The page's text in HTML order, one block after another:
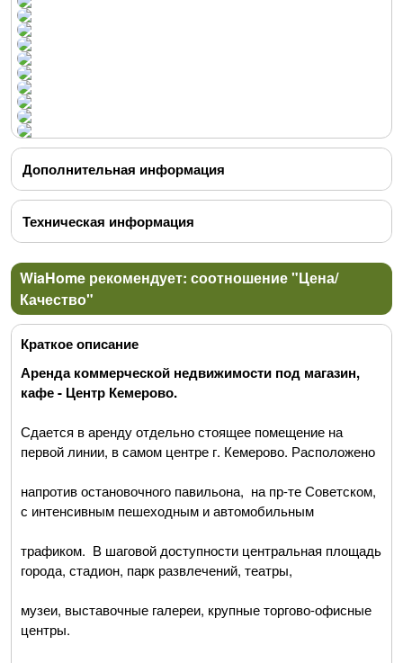
Дополнительная информация
Техническая информация
WiaHome рекомендует: соотношение "Цена/
Качество"
Краткое описание
Аренда коммерческой недвижимости под магазин,
кафе - Центр Кемерово.
Сдается в аренду отдельно стоящее помещение на
первой линии, в самом центре г. Кемерово. Расположено
напротив остановочного павильона, на пр-те Советском,
с интенсивным пешеходным и автомобильным
трафиком. В шаговой доступности центральная площадь
города, стадион, парк развлечений, театры,
музеи, выставочные галереи, крупные торгово-офисные
центры.